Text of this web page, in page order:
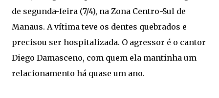
de segunda-feira (7/4), na Zona Centro-Sul de
Manaus. A vítima teve os dentes quebrados e
precisou ser hospitalizada. O agressor é o cantor
Diego Damasceno, com quem ela mantinha um
relacionamento há quase um ano.